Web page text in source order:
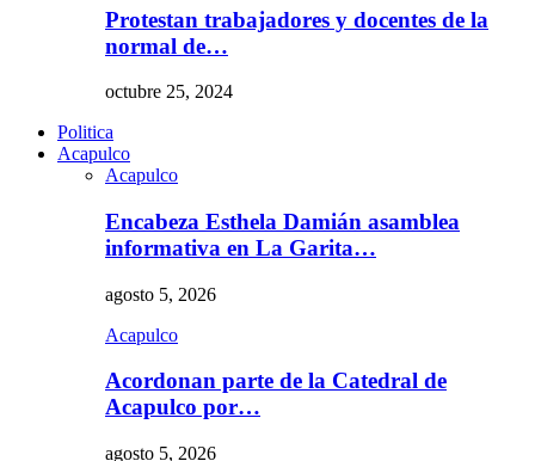
Protestan trabajadores y docentes de la
normal de…
octubre 25, 2024
Politica
Acapulco
Acapulco
Encabeza Esthela Damián asamblea
informativa en La Garita…
agosto 5, 2026
Acapulco
Acordonan parte de la Catedral de
Acapulco por…
agosto 5, 2026